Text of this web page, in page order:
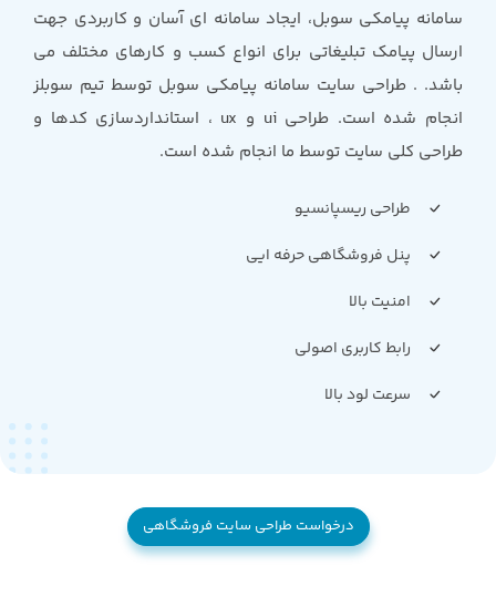
سامانه پیامکی سوبل، ایجاد سامانه ای آسان و کاربردی جهت
ارسال پیامک تبلیغاتی برای انواع کسب و کارهای مختلف می
باشد. . طراحی سایت سامانه پیامکی سوبل توسط تیم سوبلز
انجام شده است. طراحی ui و ux ، استانداردسازی کدها و
طراحی کلی سایت توسط ما انجام شده است.
طراحی ریسپانسیو
پنل فروشگاهی حرفه ایی
امنیت بالا
رابط کاربری اصولی
سرعت لود بالا
درخواست طراحی سایت فروشگاهی